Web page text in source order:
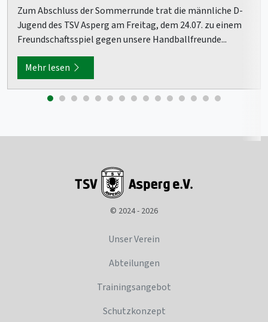
Zum Abschluss der Sommerrunde trat die männliche D-
Jugend des TSV Asperg am Freitag, dem 24.07. zu einem
Freundschaftsspiel gegen unsere Handballfreunde...
Mehr lesen
© 2024 - 2026
Unser Verein
Abteilungen
Trainingsangebot
Schutzkonzept